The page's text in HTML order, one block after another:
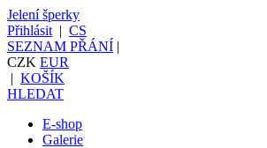
Jelení šperky
Přihlásit | CS
SEZNAM PŘÁNÍ |
CZK EUR
| KOŠÍK
HLEDAT
E-shop
Galerie